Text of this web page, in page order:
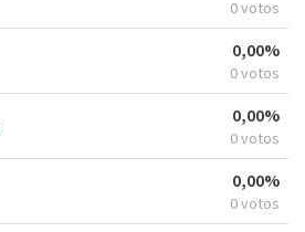
0 votos
0,00%
0 votos
0,00%
0 votos
0,00%
0 votos